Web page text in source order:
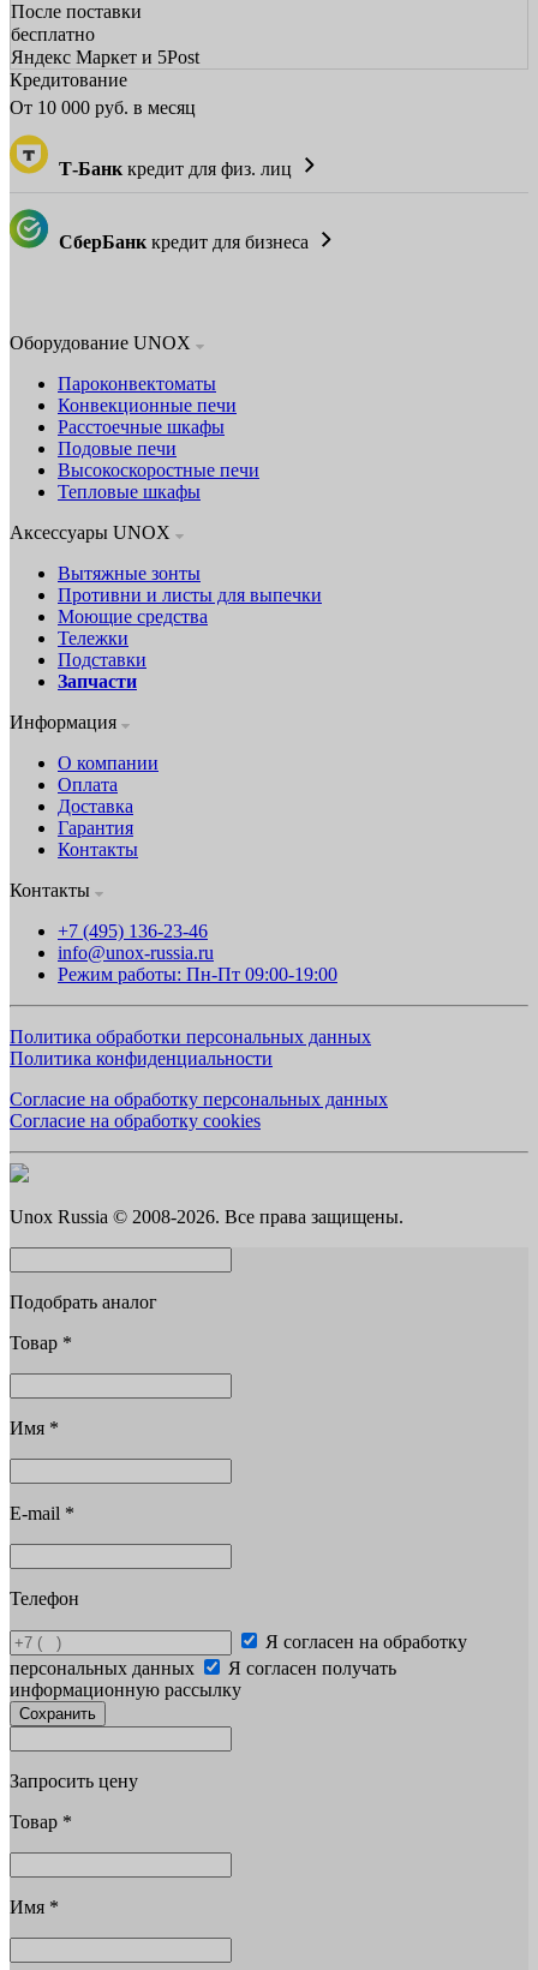
После поставки
бесплатно
Яндекс Маркет и 5Post
Кредитование
От 10 000 руб. в месяц
Т-Банк кредит для физ. лиц
СберБанк кредит для бизнеса
Оборудование UNOX
Пароконвектоматы
Конвекционные печи
Расстоечные шкафы
Подовые печи
Высокоскоростные печи
Тепловые шкафы
Аксессуары UNOX
Вытяжные зонты
Противни и листы для выпечки
Моющие средства
Тележки
Подставки
Запчасти
Информация
О компании
Оплата
Доставка
Гарантия
Контакты
Контакты
+7 (495) 136-23-46
info@unox-russia.ru
Режим работы: Пн-Пт 09:00-19:00
Политика обработки персональных данных
Политика конфиденциальности
Согласие на обработку персональных данных
Согласие на обработку cookies
Unox Russia © 2008-2026. Все права защищены.
Подобрать аналог
Товар *
Имя *
E-mail *
Телефон
Я согласен на обработку
персональных данных
Я согласен получать
информационную рассылку
Сохранить
Запросить цену
Товар *
Имя *